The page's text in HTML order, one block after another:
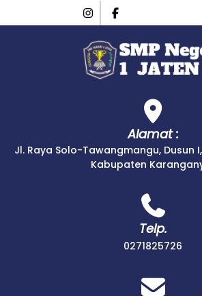
Alamat :
Jl. Raya Solo-Tawangmangu, Dusun
Kabupaten
Telp.
0271825726